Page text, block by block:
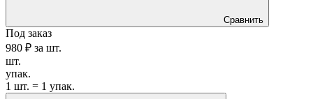
Сравнить
Под заказ
980 ₽ за шт.
шт.
упак.
1 шт. = 1 упак.